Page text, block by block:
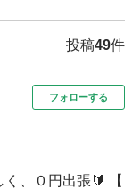
投稿49件
フォローする
、０円出張🔰 【